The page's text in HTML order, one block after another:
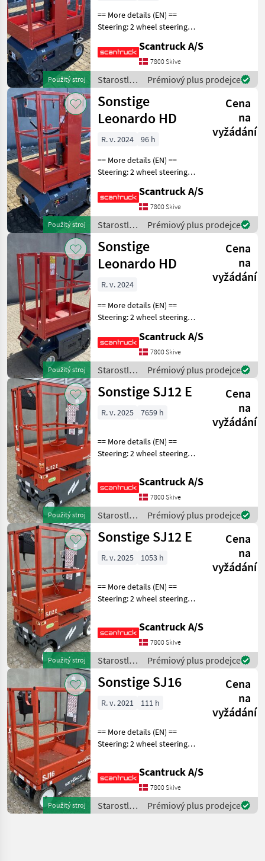
Použitý stroj
== More details (EN) ==
Steering: 2 wheel steering
marking tires Wheel rear
type: Non-marking tires
Lifting speed up/down
(sek.): 16/21 Plat
Scantruck A/S
7800 Skive
Starostlivosť
o stromy /
Sonstige
Prémiový plus prodejce
Použitý stroj
Sonstige
Leonardo HD
Cena
na
vyžádání
R. v. 2024
96 h
== More details (EN) ==
Steering: 2 wheel steering
marking tires Wheel rear
type: Non-marking tires
Lifting speed up/down
(sek.): 16/21 Plat
Scantruck A/S
7800 Skive
Starostlivosť
o stromy /
Sonstige
Prémiový plus prodejce
Použitý stroj
Sonstige
Leonardo HD
Cena
na
vyžádání
R. v. 2024
== More details (EN) ==
Steering: 2 wheel steering
marking tires Wheel rear
type: Non-marking tires
Battery (V): 24 Lifting speed
up/down (s
Scantruck A/S
7800 Skive
Starostlivosť
o stromy /
Sonstige
Prémiový plus prodejce
Použitý stroj
Sonstige SJ12 E
Cena
na
vyžádání
R. v. 2025 7659 h
== More details (EN) ==
Steering: 2 wheel steering
marking Wheel rear type:
None marking Battery (V):
24 Lifting speed up/down
(sek.): 15/1
Scantruck A/S
7800 Skive
Starostlivosť
o stromy /
Sonstige
Prémiový plus prodejce
Použitý stroj
Sonstige SJ12 E
Cena
na
vyžádání
R. v. 2025 1053 h
== More details (EN) ==
Steering: 2 wheel steering
marking Wheel rear type:
None marking Battery (V):
24 Lifting speed up/down
(sek.): 15/1
Scantruck A/S
7800 Skive
Starostlivosť
o stromy /
Sonstige
Prémiový plus prodejce
Použitý stroj
Sonstige SJ16
Cena
na
vyžádání
R. v. 2021 111 h
== More details (EN) ==
Steering: 2 wheel steering
marking Wheel rear type:
non-marking Battery (V):
24V Charger brand/model:
Delta-q Liftin
Scantruck A/S
7800 Skive
Starostlivosť
o stromy /
Prémiový plus prodejce